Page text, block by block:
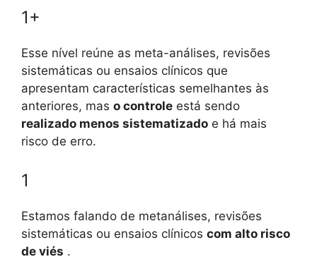
1+
Esse nível reúne as meta-análises, revisões
sistemáticas ou ensaios clínicos que
apresentam características semelhantes às
anteriores, mas o controle está sendo
realizado menos sistematizado e há mais
risco de erro.
1
Estamos falando de metanálises, revisões
sistemáticas ou ensaios clínicos com alto risco
de viés .